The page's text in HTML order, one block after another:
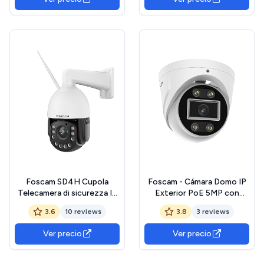
Foscam SD4H Cupola
Telecamera di sicurezza IP
Esterno 2304 x 1536 Pixel
Parete
3.6 10 reviews
Ver precio
Foscam - Cámara Domo IP
Exterior PoE 5MP con
focos Luminosos y Sirena
T5EP, Color Blanco
3.8 3 reviews
Ver precio